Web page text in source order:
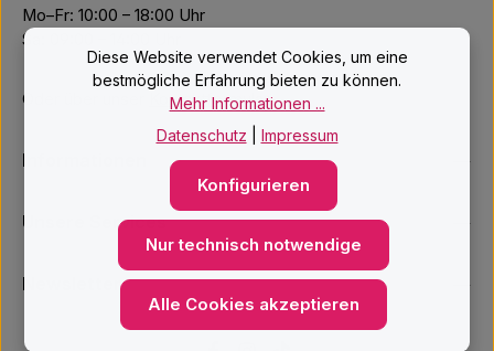
Mo–Fr: 10:00 – 18:00 Uhr
Sa: 09:00 – 14:00 Uhr
Oder über unser Kontaktformular.
Informationen
Unsere Services
Newsletter
Diese Website verwendet Cookies, um eine
bestmögliche Erfahrung bieten zu können.
Mehr Informationen ...
Datenschutz
Impressum
Nur technisch notwendige
Konfigurieren
Alle Cookies akzeptieren